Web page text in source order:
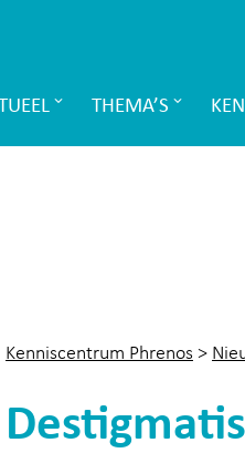
THEMA’S
Kenniscentrum Phrenos >